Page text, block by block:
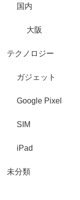
国内
大阪
テクノロジー
ガジェット
Google Pixel
SIM
iPad
未分類